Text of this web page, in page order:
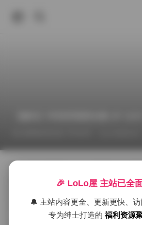
腻的表现力吸引了不少粉丝的目光。
的抖音苏甜甜合集，收录了4P、110V
画面质量均达到了高清标准，细节呈
中的每一组写真都围绕她日常的轻甜
选择在柔光充足的室内或是郊外的林
🎉 LoLo屋 主站已全
🔔 主站内容更全、更新更快、访
专为绅士打造的福利资源